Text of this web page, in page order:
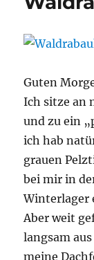
Guten
Ich sitze an
und zu ein
ich hab
grauen
bei mir in
Winterlager
Aber weit
langsam
meine